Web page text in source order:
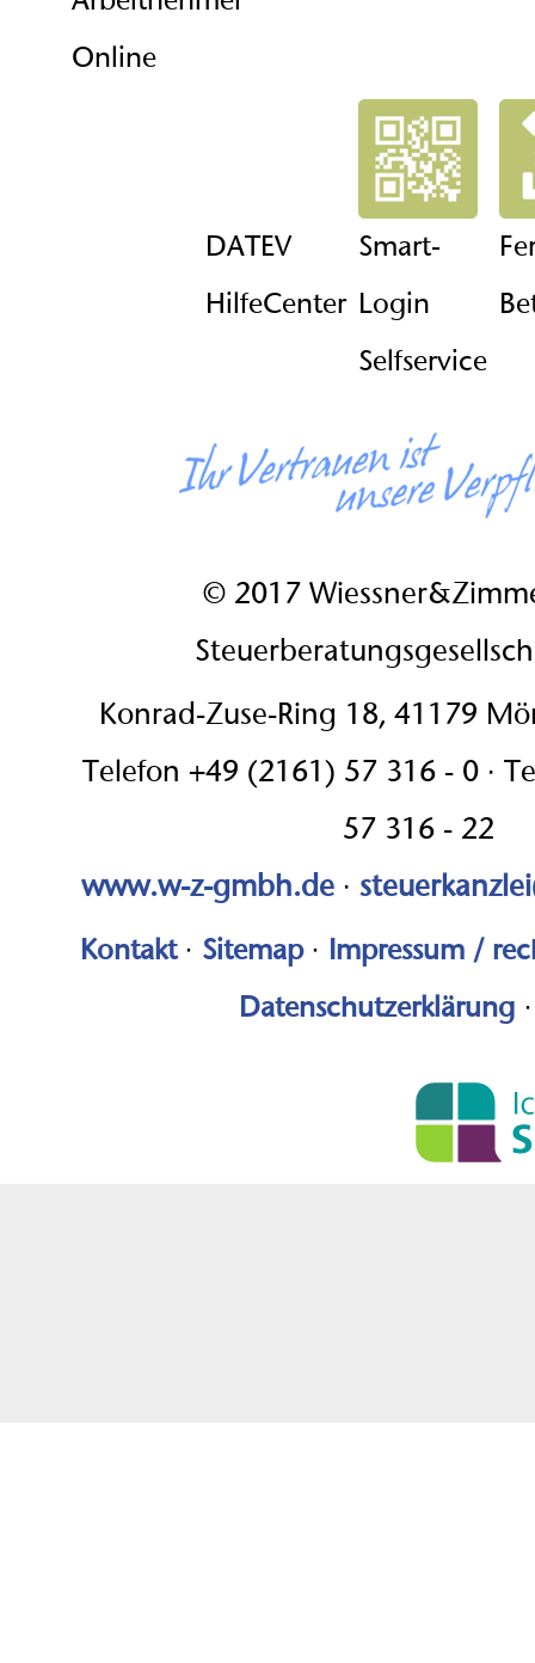
Online
DATEV
HilfeCenter
Smart-
Login
Selfservice
© 2017
Konrad-Zuse-Ring 18, 41179
Telefon +49 (2161) 57 316 - 0 ·
57 316 - 22
www.w-z-gmbh.de·
Kontakt· Sitemap·
Impressum /
Datenschutzerklärung